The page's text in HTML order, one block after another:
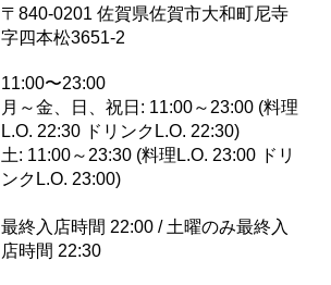
〒840-0201 佐賀県佐賀市大和町尼寺
字四本松3651-2
11:00〜23:00
月～金、日、祝日: 11:00～23:00 (料理
L.O. 22:30 ドリンクL.O. 22:30)
土: 11:00～23:30 (料理L.O. 23:00 ドリ
ンクL.O. 23:00)
最終入店時間 22:00 / 土曜のみ最終入
店時間 22:30